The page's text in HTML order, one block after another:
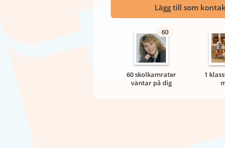
Lägg till som
60
60 skolkamrater
väntar på dig
1